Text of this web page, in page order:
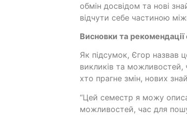
обмін досвідом та нові
відчути себе частиною
Висновки та
Як підсумок, Єгор назвав
викликів та можливостей,
хто прагне змін, нових
“Цей семестр я можу
можливостей, час для